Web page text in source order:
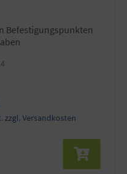
zzgl. Versandkosten